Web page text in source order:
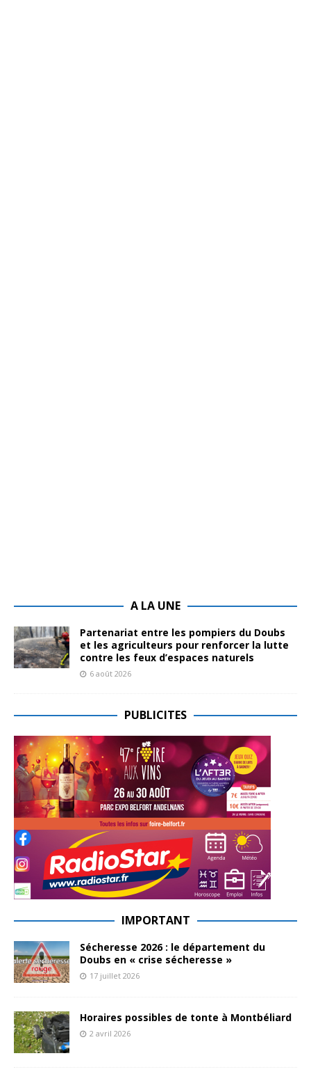
A LA UNE
Partenariat entre les pompiers du Doubs
et les agriculteurs pour renforcer la lutte
contre les feux d’espaces naturels
6 août 2026
PUBLICITES
IMPORTANT
Sécheresse 2026 : le département du
Doubs en « crise sécheresse »
17 juillet 2026
Horaires possibles de tonte à Montbéliard
2 avril 2026